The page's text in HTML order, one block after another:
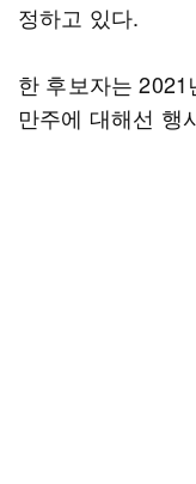
정하고 있다.
한 후보자는
만주에 대해선 행